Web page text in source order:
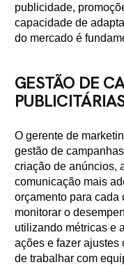
publicidade,
capacidade de
do mercado é
GESTÃO DE
O gerente de
gestão de
criação de anúncios,
comunicação mais
orçamento para cada
monitorar o
utilizando métricas e
ações e fazer ajustes
de trabalhar com